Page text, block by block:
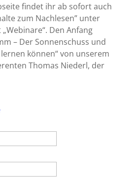
findet ihr ab sofort auch
zum Nachlesen” unter
Den Anfang
– Der Sonnenschuss und
können“ von unserem
Thomas Niederl, der